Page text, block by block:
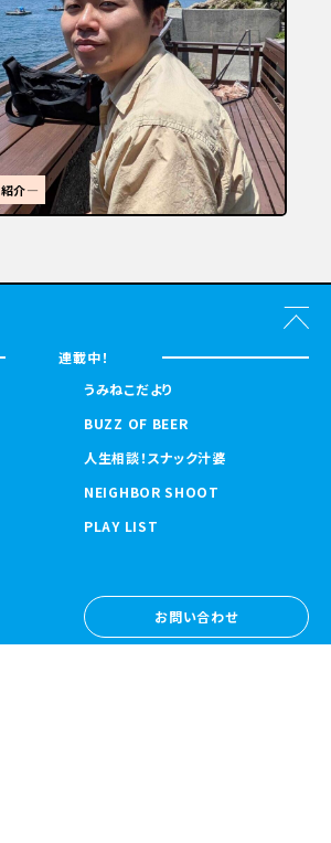
福岡といえばラーメン
連載中！
うみねこだより
BUZZ OF BEER
人生相談！スナック汁婆
NEIGHBOR SHOOT
PLAY LIST
お問い合わせ